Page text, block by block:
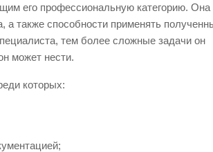
его профессиональную категорию. Она
а также способности применять
тем более сложные задачи он
может нести.
которых: